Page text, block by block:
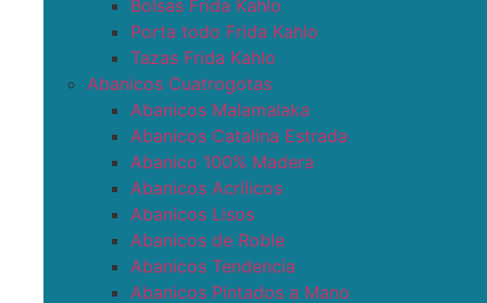
Bolsas Frida Kahlo
Porta todo Frida Kahlo
Tazas Frida Kahlo
Abanicos Cuatrogotas
Abanicos Malamalaka
Abanicos Catalina Estrada
Abanico 100% Madera
Abanicos Acrílicos
Abanicos Lisos
Abanicos de Roble
Abanicos Tendencia
Abanicos Pintados a Mano